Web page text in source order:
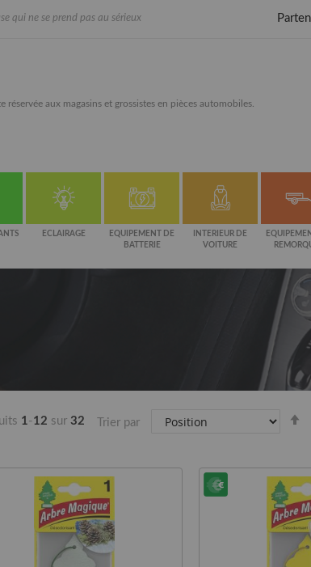
qui ne se prend pas au sérieux
réservée aux magasins et grossistes en pièces automobiles.
ECLAIRAGE
EQUIPEMENT DE
BATTERIE
INTERIEUR DE
VOITURE
1-12 sur32 Trier par